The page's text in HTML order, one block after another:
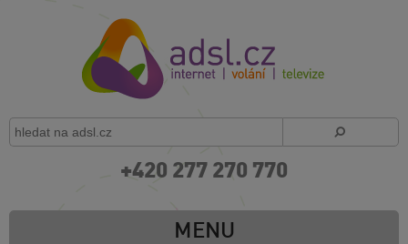
+420 277 270 770
MENU